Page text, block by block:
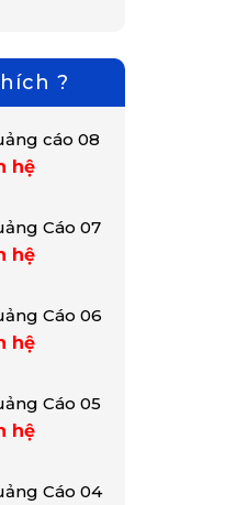
?
cáo 08
hệ
Cáo 07
hệ
Cáo 06
hệ
Cáo 05
hệ
Cáo 04